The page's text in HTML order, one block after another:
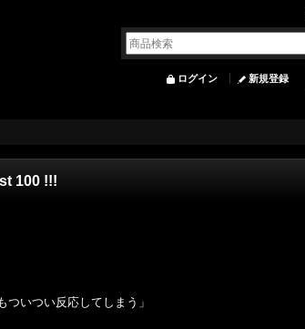
ログイン 新規登録
100 !!!
いつい反応してしまう」